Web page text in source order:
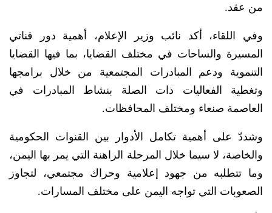
من عقد.
وفي اللقاء، أكد نائب وزير الإعلام، أهمية دور قناتي
المسيرة والساحات في مختلف القضايا، بما فيها القضايا
التنموية ودعم المبادرات المجتمعية من خلال برامجها
وتغطية الفعاليات ذات الصلة بنشاط المبادرات في
العاصمة صنعاء ومختلف المحافظات.
وشددّ على أهمية تكامل الأدوار بين القنوات الحكومية
والخاصة، لا سيما خلال المرحلة الراهنة التي يمر بها اليمن،
وما تتطلبه من جهود إعلامية وحراك مجتمعي، لتجاوز
الصعوبات التي تواجه اليمن على مختلف المسارات.